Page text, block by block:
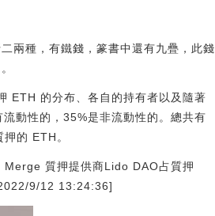
兩種，有鐵錢，篆書中還有九疊，此錢
ETH 的分布、各自的持有者以及隨著
動性的，35%是非流動性的。總共有
的 ETH。
質押提供商Lido DAO占質押
9/12 13:24:36]